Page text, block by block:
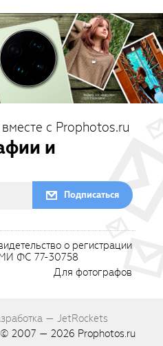
с Prophotos.ru
и
Подписаться
о регистрации
ФС 77-30758
Для фотографов
— JetRockets
© 2007 — 2026 Prophotos.ru